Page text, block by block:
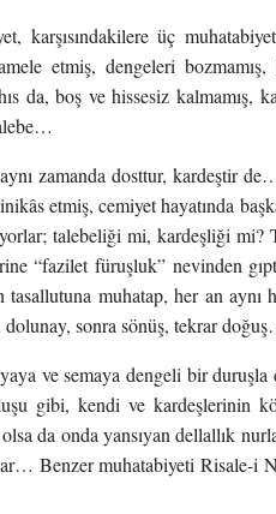
karşısındakilere üç
etmiş, dengeleri
da, boş ve hissesiz kalmamış,
zamanda dosttur, kardeştir
etmiş, cemiyet hayatında
talebeliği mi, kardeşliği mi?
“fazilet füruşluk” nevinden
tasallutuna muhatap, her an
sonra sönüş, tekrar
ve semaya dengeli bir
gibi, kendi ve kardeşlerinin
da onda yansıyan dellallık
Benzer muhatabiyeti Risale-i